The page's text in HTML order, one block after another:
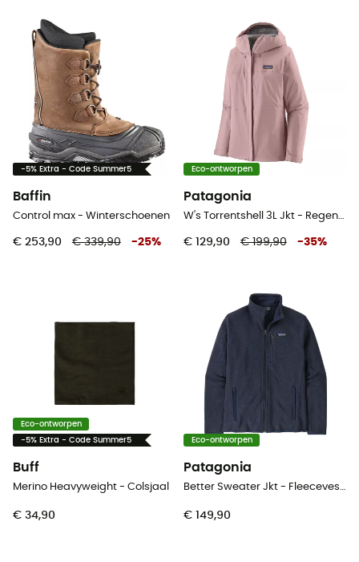
-5% Extra - Code Summer5
Baffin
Control max - Winterschoenen
€ 253,90 € 339,90 -25%
Eco-ontworpen
Patagonia
W's Torrentshell 3L Jkt - Regenjack - Dames
€ 129,90 € 199,90 -35%
Eco-ontworpen
-5% Extra - Code Summer5
Buff
Merino Heavyweight - Colsjaal
€ 34,90
Eco-ontworpen
Patagonia
Better Sweater Jkt - Fleecevest - Heren
€ 149,90